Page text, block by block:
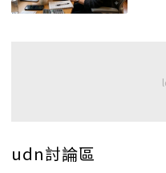
udn討論區